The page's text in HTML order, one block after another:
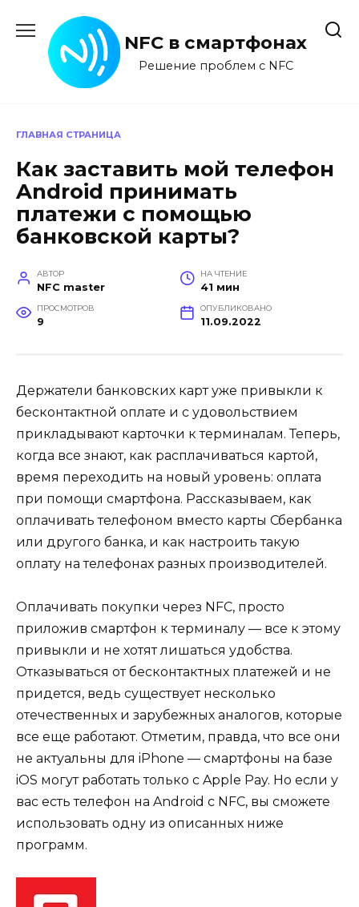
содержанию
NFC в смартфонах
Решение проблем с NFC
ГЛАВНАЯ СТРАНИЦА
Как заставить мой телефон
Android принимать
платежи с помощью
банковской карты?
АВТОР
NFC master
НА ЧТЕНИЕ
41 мин
ПРОСМОТРОВ
9
ОПУБЛИКОВАНО
11.09.2022
Держатели банковских карт уже привыкли к
бесконтактной оплате и с удовольствием
прикладывают карточки к терминалам. Теперь,
когда все знают, как расплачиваться картой,
время переходить на новый уровень: оплата
при помощи смартфона. Рассказываем, как
оплачивать телефоном вместо карты Сбербанка
или другого банка, и как настроить такую
оплату на телефонах разных производителей.
Оплачивать покупки через NFC, просто
приложив смартфон к терминалу — все к этому
привыкли и не хотят лишаться удобства.
Отказываться от бесконтактных платежей и не
придется, ведь существует несколько
отечественных и зарубежных аналогов, которые
все еще работают. Отметим, правда, что все они
не актуальны для iPhone — смартфоны на базе
iOS могут работать только с Apple Pay. Но если у
вас есть телефон на Android с NFC, вы сможете
использовать одну из описанных ниже
программ.